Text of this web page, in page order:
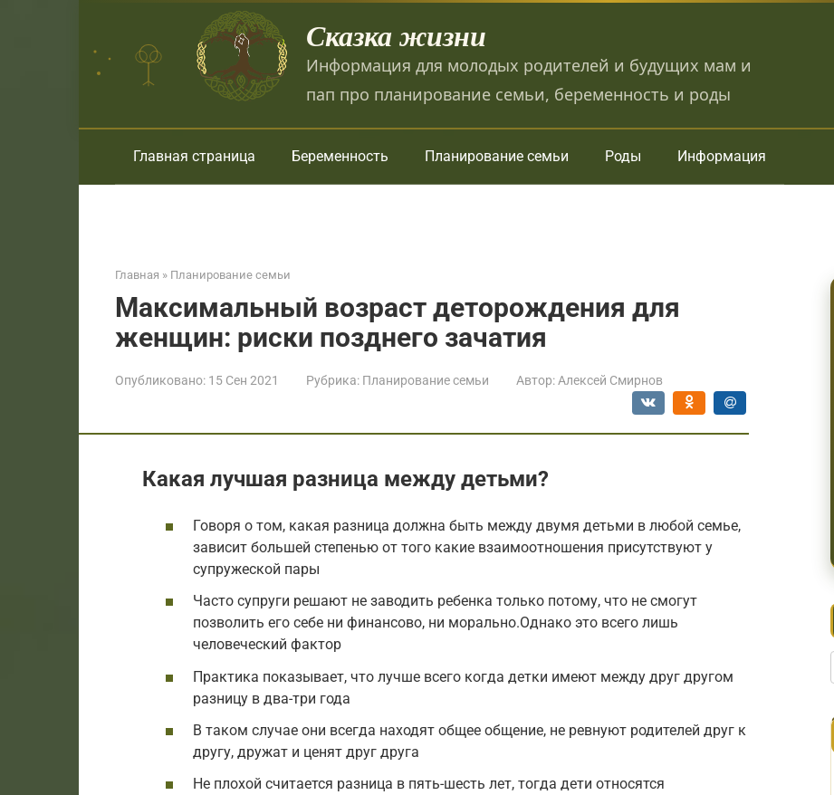
Сказка жизни
Информация для молодых родителей и будущих мам и
пап про планирование семьи, беременность и роды
Главная страница Беременность Планирование семьи Роды Информация
Главная » Планирование семьи
Максимальный возраст деторождения для
женщин: риски позднего зачатия
Опубликовано: 15 Сен 2021 Рубрика: Планирование семьи Автор: Алексей Смирнов
Какая лучшая разница между детьми?
Говоря о том, какая разница должна быть между двумя детьми в любой семье,
зависит большей степенью от того какие взаимоотношения присутствуют у
супружеской пары
Часто супруги решают не заводить ребенка только потому, что не смогут
позволить его себе ни финансово, ни морально.Однако это всего лишь
человеческий фактор
Практика показывает, что лучше всего когда детки имеют между друг другом
разницу в два-три года
В таком случае они всегда находят общее общение, не ревнуют родителей друг к
другу, дружат и ценят друг друга
Не плохой считается разница в пять-шесть лет, тогда дети относятся